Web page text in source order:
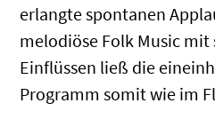
erlangte spontanen
melodiöse Folk Music mit
Einflüssen ließ die
Programm somit wie im